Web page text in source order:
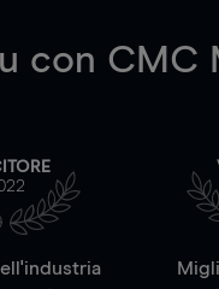
con CMC